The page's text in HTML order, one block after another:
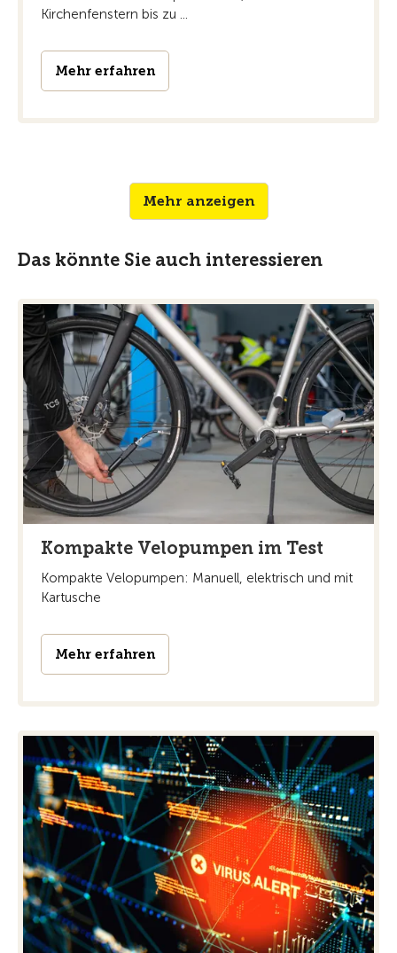
Kirchenfenstern bis zu ...
Mehr erfahren
Mehr anzeigen
Das könnte Sie auch interessieren
Kompakte Velopumpen im Test
Kompakte Velopumpen: Manuell, elektrisch und mit
Kartusche
Mehr erfahren